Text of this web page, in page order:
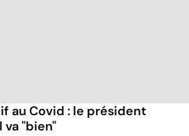
au Covid : le président
va "bien"